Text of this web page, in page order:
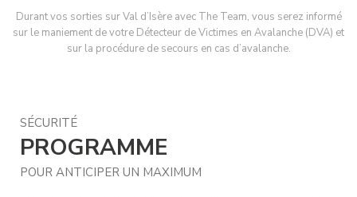
Durant vos sorties sur Val d’Isère avec The Team, vous serez informé
sur le maniement de votre Détecteur de Victimes en Avalanche (DVA) et
sur la procédure de secours en cas d’avalanche.
SÉCURITÉ
PROGRAMME
POUR ANTICIPER UN MAXIMUM